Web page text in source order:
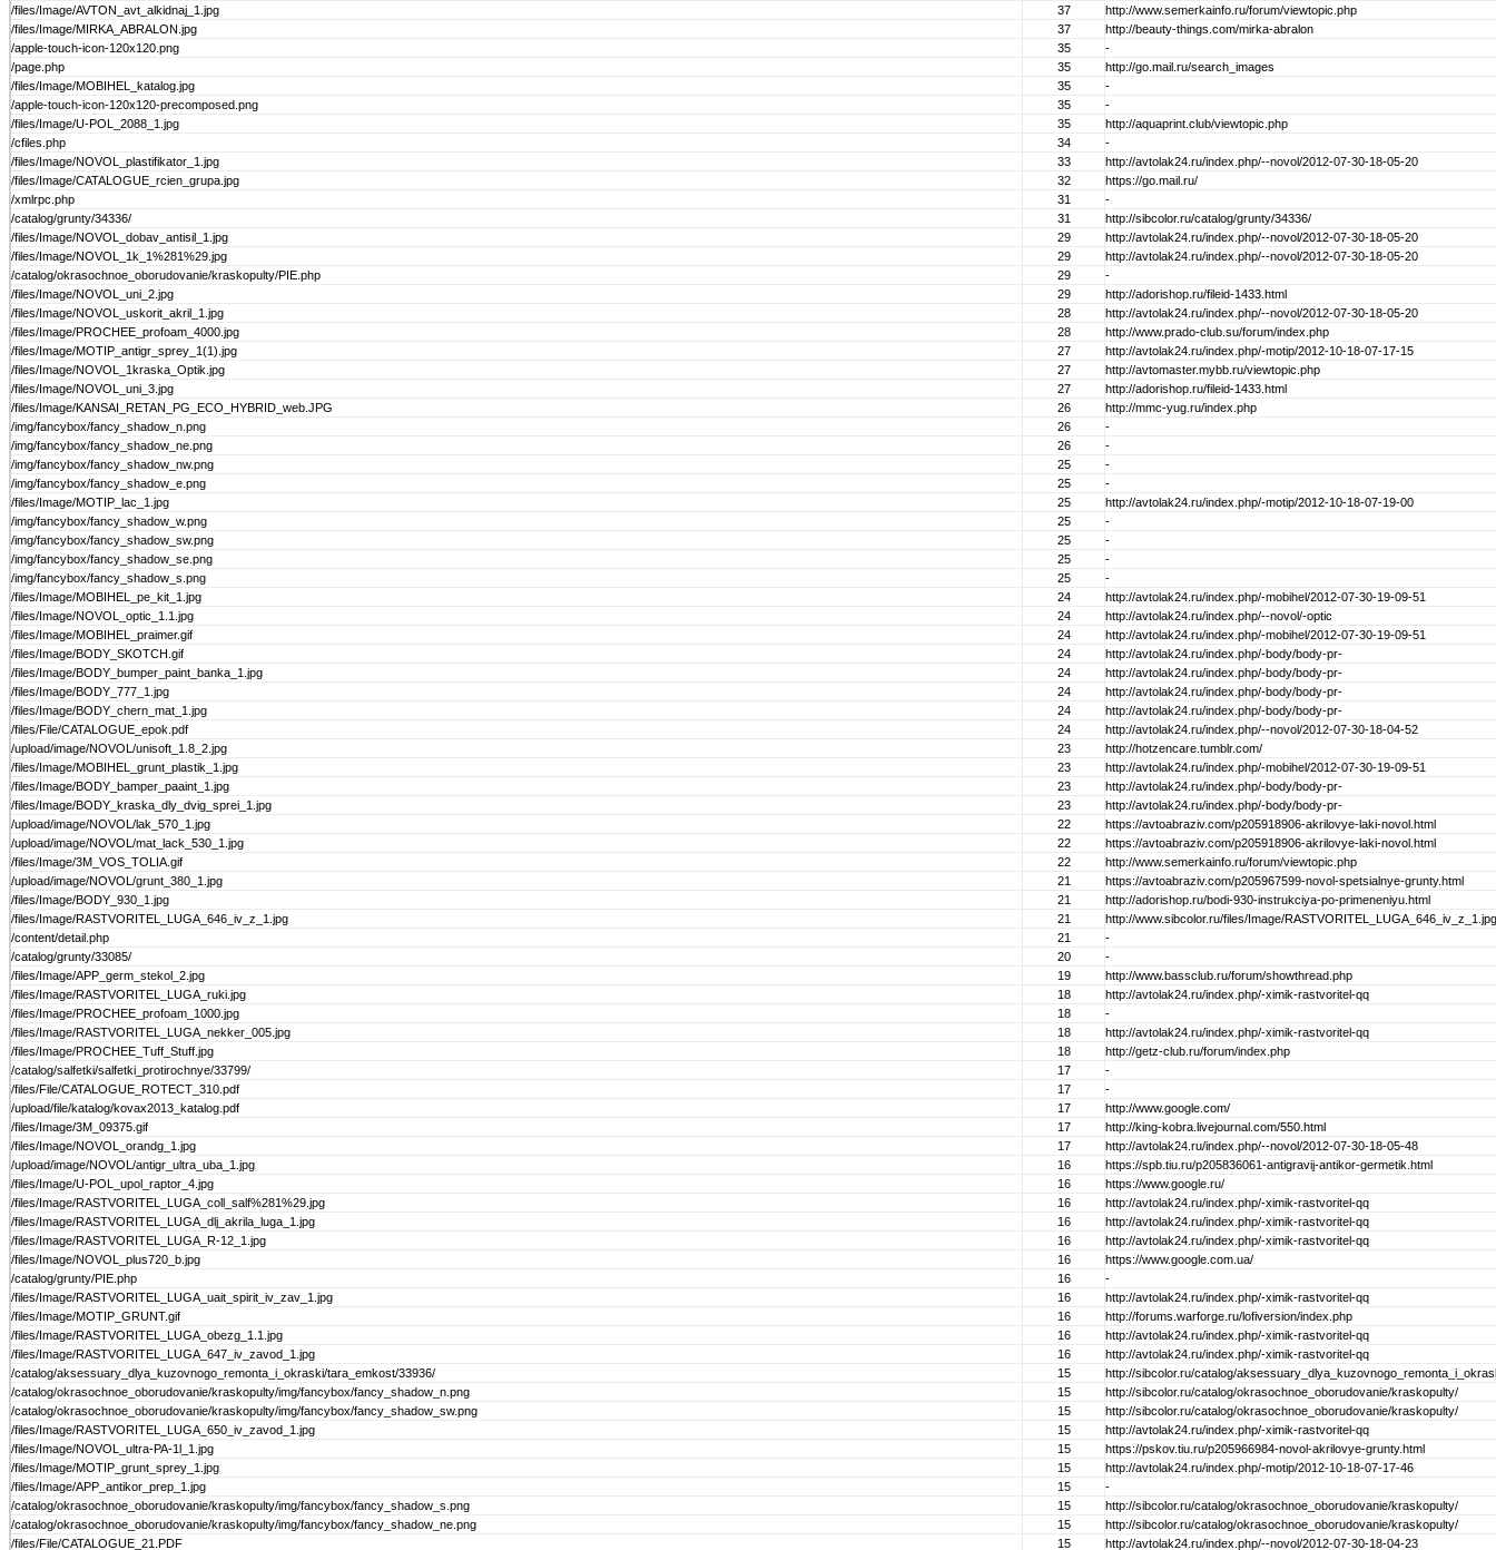
/files/Image/AVTON_avt_alkidnaj_1.jpg
37
http://www.semerkainfo.ru/forum/viewtopic.php
/files/Image/MIRKA_ABRALON.jpg
37
http://beauty-things.com/mirka-abralon
/apple-touch-icon-120x120.png
35
-
/page.php
35
http://go.mail.ru/search_images
/files/Image/MOBIHEL_katalog.jpg
35
-
/apple-touch-icon-120x120-precomposed.png
35
-
/files/Image/U-POL_2088_1.jpg
35
http://aquaprint.club/viewtopic.php
/cfiles.php
34
-
/files/Image/NOVOL_plastifikator_1.jpg
33
http://avtolak24.ru/index.php/--novol/2012-07-30-18-05-20
/files/Image/CATALOGUE_rcien_grupa.jpg
32
https://go.mail.ru/
/xmlrpc.php
31
-
/catalog/grunty/34336/
31
http://sibcolor.ru/catalog/grunty/34336/
/files/Image/NOVOL_dobav_antisil_1.jpg
29
http://avtolak24.ru/index.php/--novol/2012-07-30-18-05-20
/files/Image/NOVOL_1k_1%281%29.jpg
29
http://avtolak24.ru/index.php/--novol/2012-07-30-18-05-20
/catalog/okrasochnoe_oborudovanie/kraskopulty/PIE.php
29
-
/files/Image/NOVOL_uni_2.jpg
29
http://adorishop.ru/fileid-1433.html
/files/Image/NOVOL_uskorit_akril_1.jpg
28
http://avtolak24.ru/index.php/--novol/2012-07-30-18-05-20
/files/Image/PROCHEE_profoam_4000.jpg
28
http://www.prado-club.su/forum/index.php
/files/Image/MOTIP_antigr_sprey_1(1).jpg
27
http://avtolak24.ru/index.php/-motip/2012-10-18-07-17-15
/files/Image/NOVOL_1kraska_Optik.jpg
27
http://avtomaster.mybb.ru/viewtopic.php
/files/Image/NOVOL_uni_3.jpg
27
http://adorishop.ru/fileid-1433.html
/files/Image/KANSAI_RETAN_PG_ECO_HYBRID_web.JPG
26
http://mmc-yug.ru/index.php
/img/fancybox/fancy_shadow_n.png
26
-
/img/fancybox/fancy_shadow_ne.png
26
-
/img/fancybox/fancy_shadow_nw.png
25
-
/img/fancybox/fancy_shadow_e.png
25
-
/files/Image/MOTIP_lac_1.jpg
25
http://avtolak24.ru/index.php/-motip/2012-10-18-07-19-00
/img/fancybox/fancy_shadow_w.png
25
-
/img/fancybox/fancy_shadow_sw.png
25
-
/img/fancybox/fancy_shadow_se.png
25
-
/img/fancybox/fancy_shadow_s.png
25
-
/files/Image/MOBIHEL_pe_kit_1.jpg
24
http://avtolak24.ru/index.php/-mobihel/2012-07-30-19-09-51
/files/Image/NOVOL_optic_1.1.jpg
24
http://avtolak24.ru/index.php/--novol/-optic
/files/Image/MOBIHEL_praimer.gif
24
http://avtolak24.ru/index.php/-mobihel/2012-07-30-19-09-51
/files/Image/BODY_SKOTCH.gif
24
http://avtolak24.ru/index.php/-body/body-pr-
/files/Image/BODY_bumper_paint_banka_1.jpg
24
http://avtolak24.ru/index.php/-body/body-pr-
/files/Image/BODY_777_1.jpg
24
http://avtolak24.ru/index.php/-body/body-pr-
/files/Image/BODY_chern_mat_1.jpg
24
http://avtolak24.ru/index.php/-body/body-pr-
/files/File/CATALOGUE_epok.pdf
24
http://avtolak24.ru/index.php/--novol/2012-07-30-18-04-52
/upload/image/NOVOL/unisoft_1.8_2.jpg
23
http://hotzencare.tumblr.com/
/files/Image/MOBIHEL_grunt_plastik_1.jpg
23
http://avtolak24.ru/index.php/-mobihel/2012-07-30-19-09-51
/files/Image/BODY_bamper_paaint_1.jpg
23
http://avtolak24.ru/index.php/-body/body-pr-
/files/Image/BODY_kraska_dly_dvig_sprei_1.jpg
23
http://avtolak24.ru/index.php/-body/body-pr-
/upload/image/NOVOL/lak_570_1.jpg
22
https://avtoabraziv.com/p205918906-akrilovye-laki-novol.html
/upload/image/NOVOL/mat_lack_530_1.jpg
22
https://avtoabraziv.com/p205918906-akrilovye-laki-novol.html
/files/Image/3M_VOS_TOLIA.gif
22
http://www.semerkainfo.ru/forum/viewtopic.php
/upload/image/NOVOL/grunt_380_1.jpg
21
https://avtoabraziv.com/p205967599-novol-spetsialnye-grunty.html
/files/Image/BODY_930_1.jpg
21
http://adorishop.ru/bodi-930-instrukciya-po-primeneniyu.html
/files/Image/RASTVORITEL_LUGA_646_iv_z_1.jpg
21
http://www.sibcolor.ru/files/Image/RASTVORITEL_LUGA_646_iv_z_1.jpg
/content/detail.php
21
-
/catalog/grunty/33085/
20
-
/files/Image/APP_germ_stekol_2.jpg
19
http://www.bassclub.ru/forum/showthread.php
/files/Image/RASTVORITEL_LUGA_ruki.jpg
18
http://avtolak24.ru/index.php/-ximik-rastvoritel-qq
/files/Image/PROCHEE_profoam_1000.jpg
18
-
/files/Image/RASTVORITEL_LUGA_nekker_005.jpg
18
http://avtolak24.ru/index.php/-ximik-rastvoritel-qq
/files/Image/PROCHEE_Tuff_Stuff.jpg
18
http://getz-club.ru/forum/index.php
/catalog/salfetki/salfetki_protirochnye/33799/
17
-
/files/File/CATALOGUE_ROTECT_310.pdf
17
-
/upload/file/katalog/kovax2013_katalog.pdf
17
http://www.google.com/
/files/Image/3M_09375.gif
17
http://king-kobra.livejournal.com/550.html
/files/Image/NOVOL_orandg_1.jpg
17
http://avtolak24.ru/index.php/--novol/2012-07-30-18-05-48
/upload/image/NOVOL/antigr_ultra_uba_1.jpg
16
https://spb.tiu.ru/p205836061-antigravij-antikor-germetik.html
/files/Image/U-POL_upol_raptor_4.jpg
16
https://www.google.ru/
/files/Image/RASTVORITEL_LUGA_coll_salf%281%29.jpg
16
http://avtolak24.ru/index.php/-ximik-rastvoritel-qq
/files/Image/RASTVORITEL_LUGA_dlj_akrila_luga_1.jpg
16
http://avtolak24.ru/index.php/-ximik-rastvoritel-qq
/files/Image/RASTVORITEL_LUGA_R-12_1.jpg
16
http://avtolak24.ru/index.php/-ximik-rastvoritel-qq
/files/Image/NOVOL_plus720_b.jpg
16
https://www.google.com.ua/
/catalog/grunty/PIE.php
16
-
/files/Image/RASTVORITEL_LUGA_uait_spirit_iv_zav_1.jpg
16
http://avtolak24.ru/index.php/-ximik-rastvoritel-qq
/files/Image/MOTIP_GRUNT.gif
16
http://forums.warforge.ru/lofiversion/index.php
/files/Image/RASTVORITEL_LUGA_obezg_1.1.jpg
16
http://avtolak24.ru/index.php/-ximik-rastvoritel-qq
/files/Image/RASTVORITEL_LUGA_647_iv_zavod_1.jpg
16
http://avtolak24.ru/index.php/-ximik-rastvoritel-qq
/catalog/aksessuary_dlya_kuzovnogo_remonta_i_okraski/tara_emkost/33936/
15
http://sibcolor.ru/catalog/
/catalog/okrasochnoe_oborudovanie/kraskopulty/img/fancybox/fancy_shadow_n.png
15
http://sibcolor.ru/catalog/okrasochnoe_oborudovanie/kraskopulty/
/catalog/okrasochnoe_oborudovanie/kraskopulty/img/fancybox/fancy_shadow_sw.png
15
http://sibcolor.ru/catalog/okrasochnoe_oborudovanie/kraskopulty/
/files/Image/RASTVORITEL_LUGA_650_iv_zavod_1.jpg
15
http://avtolak24.ru/index.php/-ximik-rastvoritel-qq
/files/Image/NOVOL_ultra-PA-1l_1.jpg
15
https://pskov.tiu.ru/p205966984-novol-akrilovye-grunty.html
/files/Image/MOTIP_grunt_sprey_1.jpg
15
http://avtolak24.ru/index.php/-motip/2012-10-18-07-17-46
/files/Image/APP_antikor_prep_1.jpg
15
-
/catalog/okrasochnoe_oborudovanie/kraskopulty/img/fancybox/fancy_shadow_s.png
15
http://sibcolor.ru/catalog/okrasochnoe_oborudovanie/kraskopulty/
/catalog/okrasochnoe_oborudovanie/kraskopulty/img/fancybox/fancy_shadow_ne.png
15
http://sibcolor.ru/catalog/okrasochnoe_oborudovanie/kraskopulty/
/files/File/CATALOGUE_21.PDF
15 http://avtolak24.ru/index.php/--novol/2012-07-30-18-04-23